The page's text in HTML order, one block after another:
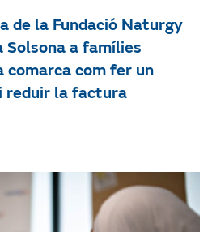
de la Fundació Naturgy
Solsona a famílies
comarca com fer un
reduir la factura